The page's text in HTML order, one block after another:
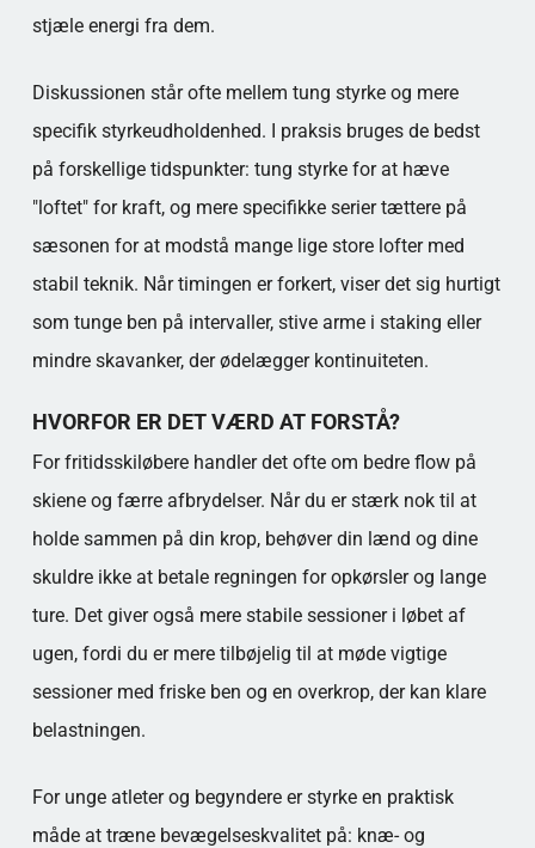
stjæle energi fra dem.
Diskussionen står ofte mellem tung styrke og mere
specifik styrkeudholdenhed. I praksis bruges de bedst
på forskellige tidspunkter: tung styrke for at hæve
"loftet" for kraft, og mere specifikke serier tættere på
sæsonen for at modstå mange lige store lofter med
stabil teknik. Når timingen er forkert, viser det sig hurtigt
som tunge ben på intervaller, stive arme i staking eller
mindre skavanker, der ødelægger kontinuiteten.
HVORFOR ER DET VÆRD AT FORSTÅ?
For fritidsskiløbere handler det ofte om bedre flow på
skiene og færre afbrydelser. Når du er stærk nok til at
holde sammen på din krop, behøver din lænd og dine
skuldre ikke at betale regningen for opkørsler og lange
ture. Det giver også mere stabile sessioner i løbet af
ugen, fordi du er mere tilbøjelig til at møde vigtige
sessioner med friske ben og en overkrop, der kan klare
belastningen.
For unge atleter og begyndere er styrke en praktisk
måde at træne bevægelseskvalitet på: knæ- og